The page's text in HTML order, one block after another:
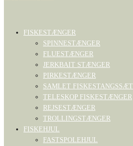
FISKESTÆNGER
SPINNESTÆNGER
FLUESTÆNGER
JERKBAIT STÆNGER
PIRKESTÆNGER
SAMLET FISKESTANGSSÆT
TELESKOP FISKESTÆNGER
REJSESTÆNGER
TROLLINGSTÆNGER
FISKEHJUL
FASTSPOLEHJUL